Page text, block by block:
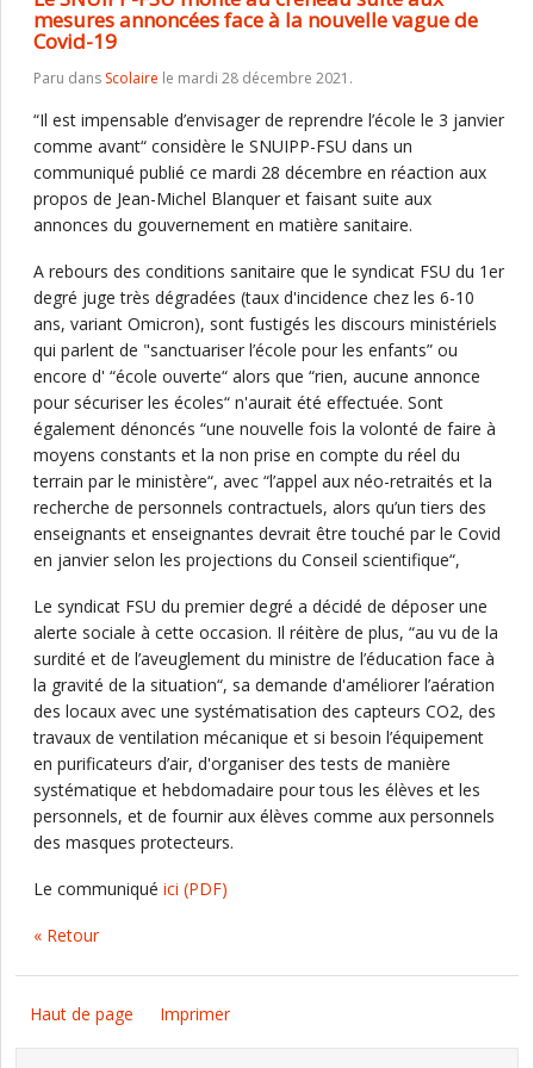
mesures annoncées face à la nouvelle vague de
Covid-19
Paru dans Scolaire le mardi 28 décembre 2021.
“Il est impensable d’envisager de reprendre l’école le 3 janvier
comme avant“ considère le SNUIPP-FSU dans un
communiqué publié ce mardi 28 décembre en réaction aux
propos de Jean-Michel Blanquer et faisant suite aux
annonces du gouvernement en matière sanitaire.
A rebours des conditions sanitaire que le syndicat FSU du 1er
degré juge très dégradées (taux d'incidence chez les 6-10
ans, variant Omicron), sont fustigés les discours ministériels
qui parlent de "sanctuariser l’école pour les enfants” ou
encore d' “école ouverte“ alors que “rien, aucune annonce
pour sécuriser les écoles“ n'aurait été effectuée. Sont
également dénoncés “une nouvelle fois la volonté de faire à
moyens constants et la non prise en compte du réel du
terrain par le ministère“, avec “l’appel aux néo-retraités et la
recherche de personnels contractuels, alors qu’un tiers des
enseignants et enseignantes devrait être touché par le Covid
en janvier selon les projections du Conseil scientifique“,
Le syndicat FSU du premier degré a décidé de déposer une
alerte sociale à cette occasion. Il réitère de plus, “au vu de la
surdité et de l’aveuglement du ministre de l’éducation face à
la gravité de la situation“, sa demande d'améliorer l’aération
des locaux avec une systématisation des capteurs CO2, des
travaux de ventilation mécanique et si besoin l’équipement
en purificateurs d’air, d'organiser des tests de manière
systématique et hebdomadaire pour tous les élèves et les
personnels, et de fournir aux élèves comme aux personnels
des masques protecteurs.
Le communiqué ici (PDF)
« Retour
Haut de page Imprimer